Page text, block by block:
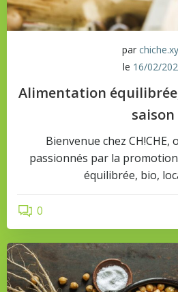
par
le 16/02/
Alimentation
saison
Bienvenue chez CH!CHE,
passionnés par la
équilibrée, bio,
0